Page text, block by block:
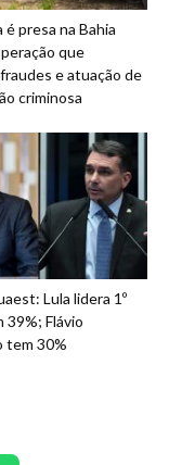
é presa na Bahia
que
e atuação de
criminosa
Lula lidera 1º
39%; Flávio
tem 30%